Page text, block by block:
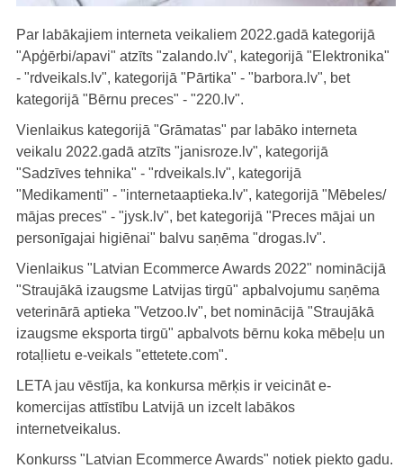
Par labākajiem interneta veikaliem 2022.gadā kategorijā
"Apģērbi/apavi" atzīts "zalando.lv", kategorijā "Elektronika"
- "rdveikals.lv", kategorijā "Pārtika" - "barbora.lv", bet
kategorijā "Bērnu preces" - "220.lv".
Vienlaikus kategorijā "Grāmatas" par labāko interneta
veikalu 2022.gadā atzīts "janisroze.lv", kategorijā
"Sadzīves tehnika" - "rdveikals.lv", kategorijā
"Medikamenti" - "internetaaptieka.lv", kategorijā "Mēbeles/
mājas preces" - "jysk.lv", bet kategorijā "Preces mājai un
personīgajai higiēnai" balvu saņēma "drogas.lv".
Vienlaikus "Latvian Ecommerce Awards 2022" nominācijā
"Straujākā izaugsme Latvijas tirgū" apbalvojumu saņēma
veterinārā aptieka "Vetzoo.lv", bet nominācijā "Straujākā
izaugsme eksporta tirgū" apbalvots bērnu koka mēbeļu un
rotaļlietu e-veikals "ettetete.com".
LETA jau vēstīja, ka konkursa mērķis ir veicināt e-
komercijas attīstību Latvijā un izcelt labākos
internetveikalus.
Konkurss "Latvian Ecommerce Awards" notiek piekto gadu.